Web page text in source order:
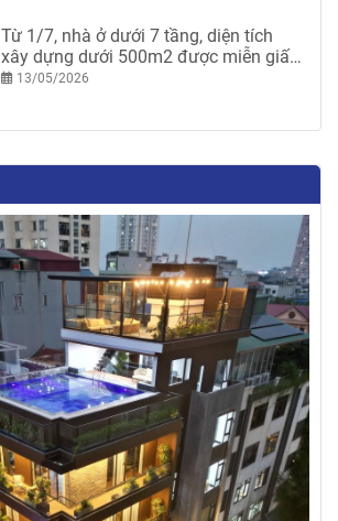
Từ 1/7, nhà ở dưới 7 tầng, diện tích
xây dựng dưới 500m2 được miễn giấy
phép xây dựng
13/05/2026